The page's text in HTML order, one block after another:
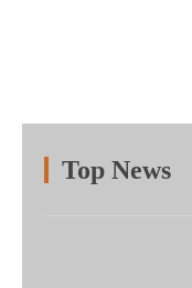
Top News